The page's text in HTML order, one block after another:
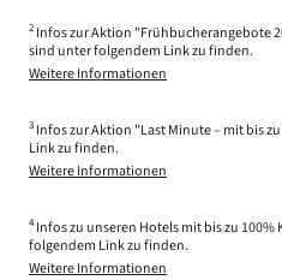
2 Infos zur Aktion "Frühbucherangebote
sind unter folgendem Link zu finden.
Weitere Informationen
3 Infos zur Aktion "Last Minute – mit bis
Link zu finden.
Weitere Informationen
4 Infos zu unseren Hotels mit bis zu
folgendem Link zu finden.
Weitere Informationen